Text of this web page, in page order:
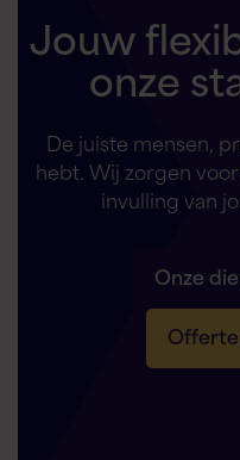
Jouw
onze
De juiste mensen,
hebt. Wij zorgen
invulling van
Onze